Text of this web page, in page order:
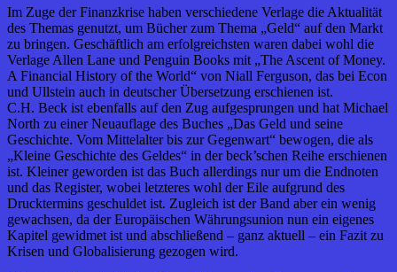
Im Zuge der Finanzkrise haben verschiedene Verlage die Aktualität
des Themas genutzt, um Bücher zum Thema „Geld“ auf den Markt
zu bringen. Geschäftlich am erfolgreichsten waren dabei wohl die
Verlage Allen Lane und Penguin Books mit „The Ascent of Money.
A Financial History of the World“ von Niall Ferguson, das bei Econ
und Ullstein auch in deutscher Übersetzung erschienen ist.
C.H. Beck ist ebenfalls auf den Zug aufgesprungen und hat Michael
North zu einer Neuauflage des Buches „Das Geld und seine
Geschichte. Vom Mittelalter bis zur Gegenwart“ bewogen, die als
„Kleine Geschichte des Geldes“ in der beck’schen Reihe erschienen
ist. Kleiner geworden ist das Buch allerdings nur um die Endnoten
und das Register, wobei letzteres wohl der Eile aufgrund des
Drucktermins geschuldet ist. Zugleich ist der Band aber ein wenig
gewachsen, da der Europäischen Währungsunion nun ein eigenes
Kapitel gewidmet ist und abschließend – ganz aktuell – ein Fazit zu
Krisen und Globalisierung gezogen wird.